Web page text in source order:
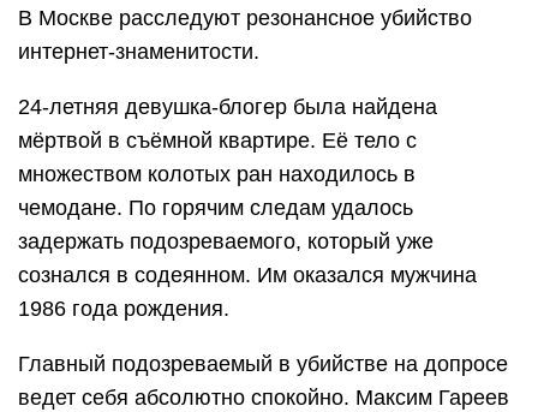
В Москве расследуют резонансное убийство
интернет-знаменитости.
24-летняя девушка-блогер была найдена
мёртвой в съёмной квартире. Её тело с
множеством колотых ран находилось в
чемодане. По горячим следам удалось
задержать подозреваемого, который уже
сознался в содеянном. Им оказался мужчина
1986 года рождения.
Главный подозреваемый в убийстве на допросе
ведет себя абсолютно спокойно. Максим Гареев